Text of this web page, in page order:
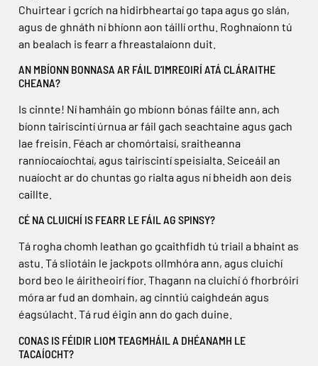
Chuirtear i gcrích na hidirbheartaí go tapa agus go slán,
agus de ghnáth ní bhíonn aon táillí orthu. Roghnaíonn tú
an bealach is fearr a fhreastalaíonn duit.
AN MBÍONN BONNASA AR FÁIL D’IMREOIRÍ ATÁ CLÁRAITHE
CHEANA?
Is cinnte! Ní hamháin go mbíonn bónas fáilte ann, ach
bíonn tairiscintí úrnua ar fáil gach seachtaine agus gach
lae freisin. Féach ar chomórtaisí, sraitheanna
ranníocaíochtaí, agus tairiscintí speisialta. Seiceáil an
nuaíocht ar do chuntas go rialta agus ní bheidh aon deis
caillte.
CÉ NA CLUICHÍ IS FEARR LE FÁIL AG SPINSY?
Tá rogha chomh leathan go gcaithfidh tú triail a bhaint as
astu. Tá sliotáin le jackpots ollmhóra ann, agus cluichí
bord beo le áiritheoirí fíor. Thagann na cluichí ó fhorbróirí
móra ar fud an domhain, ag cinntiú caighdeán agus
éagsúlacht. Tá rud éigin ann do gach duine.
CONAS IS FÉIDIR LIOM TEAGMHÁIL A DHÉANAMH LE
TACAÍOCHT?